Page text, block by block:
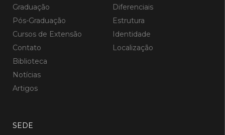
Graduação
Pós-Graduação
Cursos de Extensão
Contato
Biblioteca
Notícias
Artigos
Diferenciais
Estrutura
Identidade
Localização
SEDE